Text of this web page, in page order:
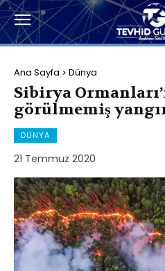
Ana Sayfa Dünya
Sibirya
görülmemiş
DÜNYA
21 Temmuz 2020